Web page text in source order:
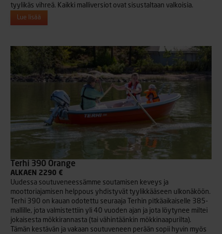
tyylikäs vihreä. Kaikki malliversiot ovat sisustaltaan valkoisia.
Lue lisää
Terhi 390 Orange
ALKAEN 2290 €
Uudessa soutuveneessämme soutamisen keveys ja
moottoriajamisen helppous yhdistyvät tyylikkääseen ulkonäköön.
Terhi 390 on kauan odotettu seuraaja Terhin pitkäaikaiselle 385-
mallille, jota valmistettiin yli 40 vuoden ajan ja jota löytynee miltei
jokaisesta mökkirannasta (tai vähintäänkin mökkinaapurilta).
Tämän kestävän ja vakaan soutuveneen perään sopii hyvin myös